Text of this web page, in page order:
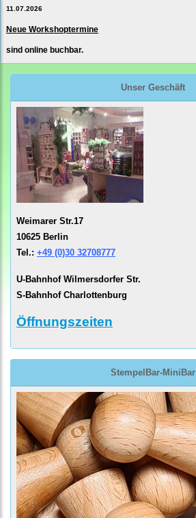
11.07.2026
Neue Workshoptermine
sind online buchbar.
Unser Geschäft
Weimarer Str.17
10625 Berlin
Tel.: +49 (0)30 32708777
U-Bahnhof Wilmersdorfer Str.
S-Bahnhof Charlottenburg
Öffnungszeiten
StempelBar-MiniBar